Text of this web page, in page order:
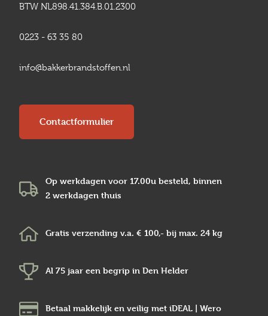
BTW NL898.41.384.B.01.2300
0223 - 63 35 80
info@bakkerbrandstoffen.nl
Contactformulier
Op werkdagen voor 17.00u besteld, binnen
2 werkdagen thuis
Gratis verzending v.a. € 100,- bij max. 24 kg
Al 75 jaar een begrip in Den Helder
Betaal makkelijk en veilig met iDEAL | Wero